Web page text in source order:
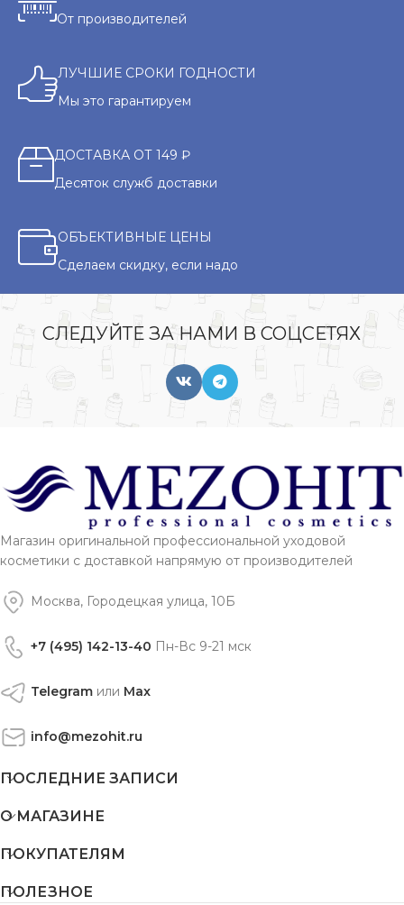
От производителей
ЛУЧШИЕ СРОКИ ГОДНОСТИ
Мы это гарантируем
ДОСТАВКА ОТ 149 ₽
Десяток служб доставки
ОБЪЕКТИВНЫЕ ЦЕНЫ
Сделаем скидку, если надо
СЛЕДУЙТЕ ЗА НАМИ В СОЦСЕТЯХ
Магазин оригинальной профессиональной уходовой
косметики с доставкой напрямую от производителей
Москва, Городецкая улица, 10Б
+7 (495) 142-13-40 Пн-Вс 9-21 мск
Telegram или Max
info@mezohit.ru
ПОСЛЕДНИЕ ЗАПИСИ
О МАГАЗИНЕ
ПОКУПАТЕЛЯМ
ПОЛЕЗНОЕ